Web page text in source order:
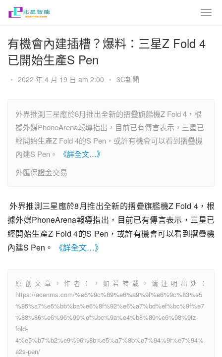
有機會內建插槽？爆料：三星Z Fold 4
已開始生產S Pen
• 2022 年 4 月 19 日 am 2:00 • 3C新聞
外界推測三星應於8月推出全新的摺疊旗艦機Z Fold 4，根
據外媒PhoneArena報導指出，目前已有傳言表示，三星已
經開始生產Z Fold 4的S Pen，或許有機會可以看到摺疊機
內建S Pen。
《詳全文…》
外匯保證金交易
外界推測三星應於8月推出全新的摺疊旗艦機Z Fold 4，根
據外媒PhoneArena報導指出，目前已有傳言表示，三星已
經開始生產Z Fold 4的S Pen，或許有機會可以看到摺疊機
內建S Pen。
《詳全文…》
原创文章，作者：，如若转载，请注明出处：
https://acenms.com/%e6%9c%89%e6%a9%9f%e6%9c%83%e5
%85%a7%e5%bb%ba%e6%8f%92%e6%a7%bd%ef%bc%9f%e7
%88%86%e6%96%99%ef%bc%9a%e4%b8%89%e6%98%9fz-
fold-
4%e5%b7%b2%e9%96%8b%e5%a7%8b%e7%94%9f%e7%94%
a2s-pen/